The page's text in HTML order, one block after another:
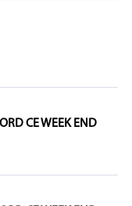
CE WEEK END